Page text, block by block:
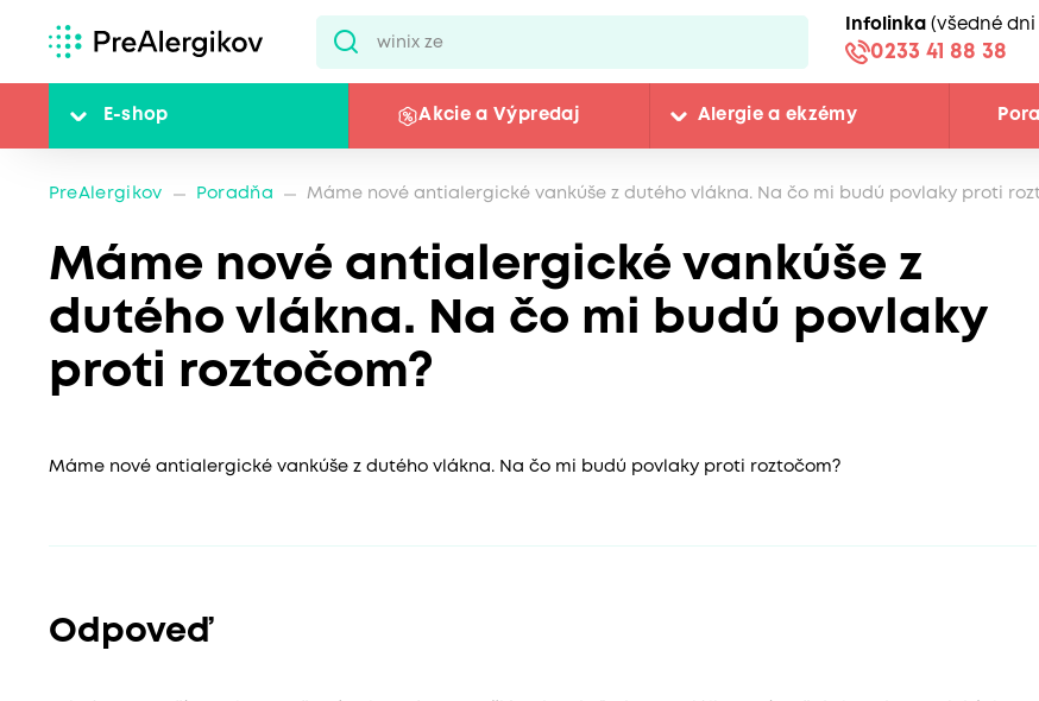
Infolinka (všedné dni
0233 41 88 38
E-shop Akcie a Výpredaj Alergie a ekzémy
PreAlergikov Poradňa Máme nové antialergické vankúše z dutého vlákna. Na čo mi budú povlaky proti
Máme nové antialergické vankúše z
dutého vlákna. Na čo mi budú povlaky
proti roztočom?
Máme nové antialergické vankúše z dutého vlákna. Na čo mi budú povlaky proti roztočom?
Odpoveď